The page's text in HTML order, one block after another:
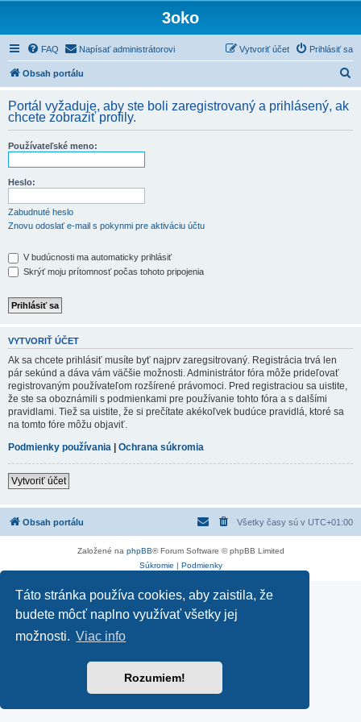
Táto stránka používa cookies, aby zaistila, že
budete môcť naplno využívať všetky jej
možnosti. Viac info
Rozumiem!
3oko
FAQ Napísať administrátorovi Prihlásiť sa
Vytvoriť účet
Obsah portálu
d
Portál vyžaduje, aby ste boli zaregistrovaný a prihlásený, ak
chcete zobraziť profily.
Používateľské meno:
Heslo:
Zabudnuté heslo
Znovu odoslať e-mail s pokynmi pre aktiváciu účtu
V budúcnosti ma automaticky prihlásiť
Skrýť moju prítomnosť počas tohoto pripojenia
VYTVORIŤ ÚČET
Ak sa chcete prihlásiť musíte byť najprv zaregsitrovaný. Registrácia trvá len
pár sekúnd a dáva vám väčšie možnosti. Administrátor fóra môže prideľovať
registrovaným používateľom rozšírené právomoci. Pred registraciou sa uistite,
že ste sa oboznámili s podmienkami pre používanie tohto fóra a s dalšími
pravidlami. Tiež sa uistite, že si prečítate akékoľvek budúce pravidlá, ktoré sa
na tomto fóre môžu objaviť.
Podmienky používania | Ochrana súkromia
Vytvoriť účet
Obsah portálu Všetky časy sú v UTC+01:00
Založené na phpBB® Forum Software © phpBB Limited
Súkromie | Podmienky